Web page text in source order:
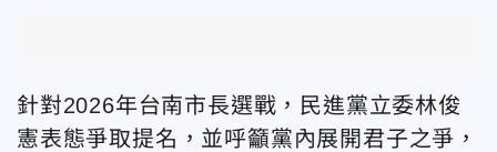
針對2026年台南市長選戰，民進黨立委林俊
憲表態爭取提名，並呼籲黨內展開君子之爭，